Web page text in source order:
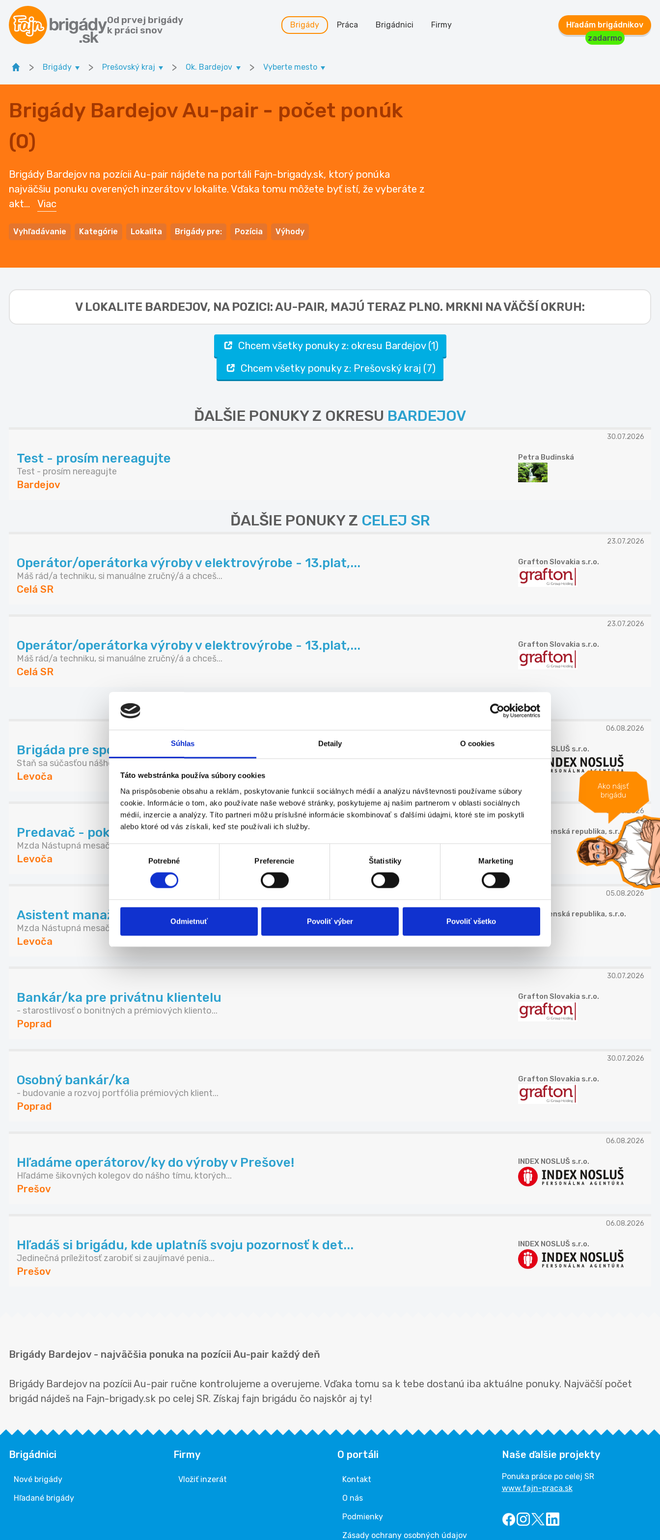
Súhlas Detaily O cookies
Táto webstránka používa súbory cookies
Na prispôsobenie obsahu a reklám, poskytovanie funkcií sociálnych médií a analýzu návštevnosti používame súbory
cookie. Informácie o tom, ako používate naše webové stránky, poskytujeme aj našim partnerom v oblasti sociálnych
médií, inzercie a analýzy. Títo partneri môžu príslušné informácie skombinovať s ďalšími údajmi, ktoré ste im poskytli
alebo ktoré od vás získali, keď ste používali ich služby.
Výber
Potrebné Preferencie Štatistiky Marketing
Odmietnuť Povoliť výber Povoliť všetko
Od prvej brigády
k práci snov
Brigády Práca Brigádnici Firmy
Hľadám brigádnikov
zadarmo
Ako nájsť
brigádu
> Brigády > Prešovský kraj > Ok. Bardejov > Vyberte mesto
Brigády Bardejov Au-pair - počet ponúk
(0)
Brigády Bardejov na pozícii Au-pair nájdete na portáli Fajn-brigady.sk, ktorý ponúka
najväčšiu ponuku overených inzerátov v lokalite. Vďaka tomu môžete byť istí, že vyberáte z
akt... Viac
Vyhľadávanie Kategórie Lokalita Brigády pre: Pozícia Výhody
V LOKALITE BARDEJOV, NA POZICI: AU-PAIR, MAJÚ TERAZ PLNO. MRKNI NA VÄČŠÍ OKRUH:
Chcem všetky ponuky z: okresu Bardejov (1)
Chcem všetky ponuky z: Prešovský kraj (7)
ĎALŠIE PONUKY Z OKRESU BARDEJOV
30.07.2026
Test - prosím nereagujte
Test - prosím nereagujte
Bardejov
Petra Budinská
ĎALŠIE PONUKY Z CELEJ SR
23.07.2026
Operátor/operátorka výroby v elektrovýrobe - 13.plat,...
Máš rád/a techniku, si manuálne zručný/á a chceš...
Celá SR
Grafton Slovakia s.r.o.
23.07.2026
Operátor/operátorka výroby v elektrovýrobe - 13.plat,...
Máš rád/a techniku, si manuálne zručný/á a chceš...
Celá SR
Grafton Slovakia s.r.o.
06.08.2026
Brigáda pre spoľahlivých – sklad Levoča
Staň sa súčasťou nášho tímu a podieľaj sa na kaž...
Levoča
INDEX NOSLUŠ s.r.o.
05.08.2026
Predavač - pokladník (m/ž), Levoča
Mzda Nástupná mesačná mzda pri úväzku 38,75 hod...
Levoča
Lidl Slovenská republika, s.r.o.
05.08.2026
Asistent manažéra predajne (m/ž), Levoča
Mzda Nástupná mesačná mzda pri úväzku 38,75 hod...
Levoča
Lidl Slovenská republika, s.r.o.
30.07.2026
Bankár/ka pre privátnu klientelu
- starostlivosť o bonitných a prémiových kliento...
Poprad
Grafton Slovakia s.r.o.
30.07.2026
Osobný bankár/ka
- budovanie a rozvoj portfólia prémiových klient...
Poprad
Grafton Slovakia s.r.o.
06.08.2026
Hľadáme operátorov/ky do výroby v Prešove!
Hľadáme šikovných kolegov do nášho tímu, ktorých...
Prešov
INDEX NOSLUŠ s.r.o.
06.08.2026
Hľadáš si brigádu, kde uplatníš svoju pozornosť k det...
Jedinečná príležitosť zarobiť si zaujímavé penia...
Prešov
INDEX NOSLUŠ s.r.o.
Brigády Bardejov - najväčšia ponuka na pozícii Au-pair každý deň
Brigády Bardejov na pozícii Au-pair ručne kontrolujeme a overujeme. Vďaka tomu sa k tebe dostanú iba aktuálne ponuky. Najväčší počet
brigád nájdeš na Fajn-brigady.sk po celej SR. Získaj fajn brigádu čo najskôr aj ty!
Brigádnici
Nové brigády
Hľadané brigády
Firmy
Vložiť inzerát
O portáli
Kontakt
O nás
Podmienky
Zásady ochrany osobných údajov
Naše ďalšie projekty
Ponuka práce po celej SR
www.fajn-praca.sk